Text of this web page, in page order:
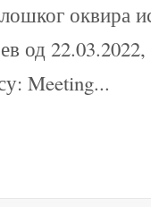
оквира
од
Meeting...